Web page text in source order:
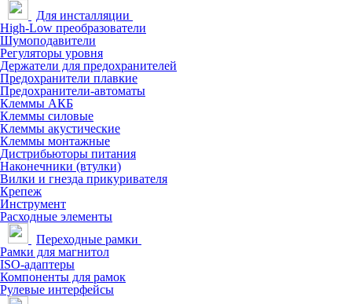
Для инсталляции
High-Low преобразователи
Шумоподавители
Регуляторы уровня
Держатели для предохранителей
Предохранители плавкие
Предохранители-автоматы
Клеммы АКБ
Клеммы силовые
Клеммы акустические
Клеммы монтажные
Дистрибьюторы питания
Наконечники (втулки)
Вилки и гнезда прикуривателя
Крепеж
Инструмент
Расходные элементы
Переходные рамки
Рамки для магнитол
ISO-адаптеры
Компоненты для рамок
Рулевые интерфейсы